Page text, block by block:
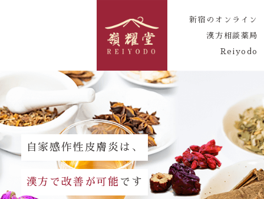
新宿のオンライン
漢方相談薬局
Reiyodo
自家感作性皮膚炎は、
漢方で改善が可能 です